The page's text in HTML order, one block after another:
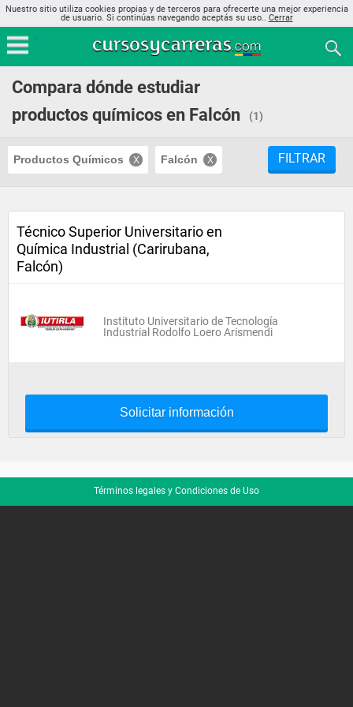
Nuestro sitio utiliza cookies propias y de terceros para ofrecerte una mejor experiencia
de usuario. Si continúas navegando aceptás su uso.. Cerrar
Compara dónde estudiar
productos químicos en Falcón
(1)
Productos Químicos Falcón FILTRAR
Técnico Superior Universitario en
Química Industrial (Carirubana,
Falcón)
Instituto Universitario de Tecnología
Industrial Rodolfo Loero Arismendi
Solicitar información
Términos legales y Condiciones de Uso